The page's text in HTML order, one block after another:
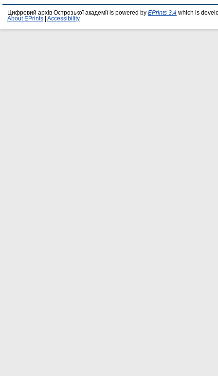
Цифровий архів Острозької академії is powered by EPrints 3.4 which is
About EPrints
Accessibility